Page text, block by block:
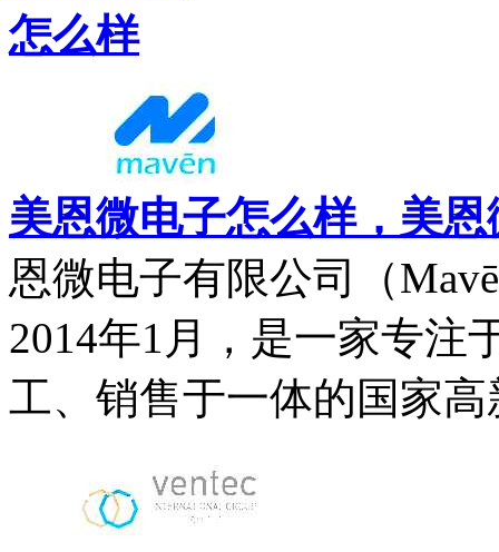
怎么样
美恩微电子怎么样，美
恩微电子有限公司（
2014年1月，是一家专注
工、销售于一体的国家